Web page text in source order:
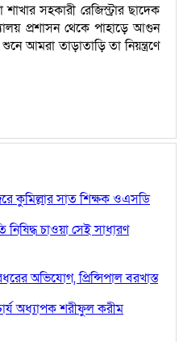
শাখার সহকারী রেজিস্ট্রার ছাদেক
প্রশাসন থেকে পাহাড়ে আগুন
আমরা তাড়াতাড়ি তা নিয়ন্ত্রণে
কুমিল্লার সাত শিক্ষক ওএসডি
নিষিদ্ধ চাওয়া সেই সাধারণ
অভিযোগ, প্রিন্সিপাল বরখাস্ত
অধ্যাপক শরীফুল করীম